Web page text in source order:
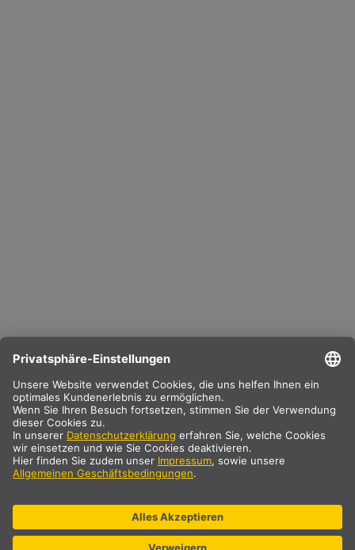
Der Preis der Konfiguration kann erst im Schritt Optik"
berechnet werden."
* zzgl. 8,1% MwSt. & Versand. Preis nur für gewerbliche/registrierte
Kunden.